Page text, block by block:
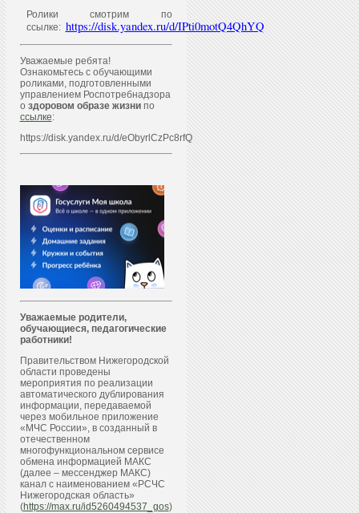
Ролики смотрим по
ссылке: https://disk.yandex.ru/d/IPti0motQ4QhYQ
Уважаемые ребята!
Ознакомьтесь с обучающими
роликами, подготовленными
управлением Роспотребнадзора
о здоровом образе жизнипо
ссылке:
https://disk.yandex.ru/d/eObyrlCzPc8rfQ
Уважаемые родители,
обучающиеся, педагогические
работники!
Правительством Нижегородской
области проведены
мероприятия по реализации
автоматического дублирования
информации, передаваемой
через мобильное приложение
«МЧС России», в созданный в
отечественном
многофункциональном сервисе
обмена информацией МАКС
(далее – мессенджер МАКС)
канал с наименованием «РСЧС
Нижегородская область»
(https://max.ru/id5260494537_gos)